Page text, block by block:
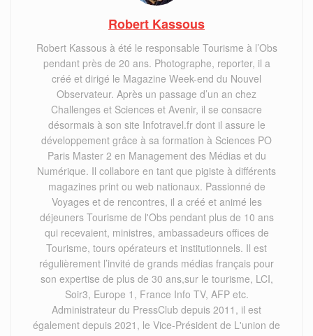
Robert Kassous
Robert Kassous à été le responsable Tourisme à l’Obs
pendant près de 20 ans. Photographe, reporter, il a
créé et dirigé le Magazine Week-end du Nouvel
Observateur. Après un passage d’un an chez
Challenges et Sciences et Avenir, il se consacre
désormais à son site Infotravel.fr dont il assure le
développement grâce à sa formation à Sciences PO
Paris Master 2 en Management des Médias et du
Numérique. Il collabore en tant que pigiste à différents
magazines print ou web nationaux. Passionné de
Voyages et de rencontres, il a créé et animé les
déjeuners Tourisme de l'Obs pendant plus de 10 ans
qui recevaient, ministres, ambassadeurs offices de
Tourisme, tours opérateurs et institutionnels. Il est
régulièrement l’invité de grands médias français pour
son expertise de plus de 30 ans,sur le tourisme, LCI,
Soir3, Europe 1, France Info TV, AFP etc.
Administrateur du PressClub depuis 2011, il est
également depuis 2021, le Vice-Président de L'union de